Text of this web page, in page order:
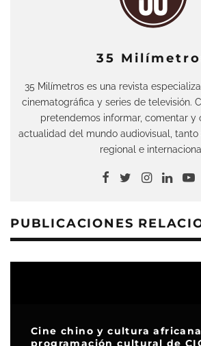
35
35 Milímetros es una revista
cinematográfica y series de televisión.
pretendemos informar, comentar y
actualidad del mundo audiovisual, tanto
regional e
PUBLICACIONES
Cine chino y cultura
programación cultural de